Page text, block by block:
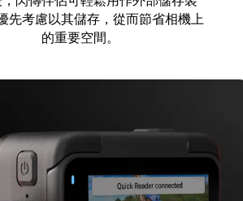
先考慮以其儲存，從而節省相機上
的重要空間。